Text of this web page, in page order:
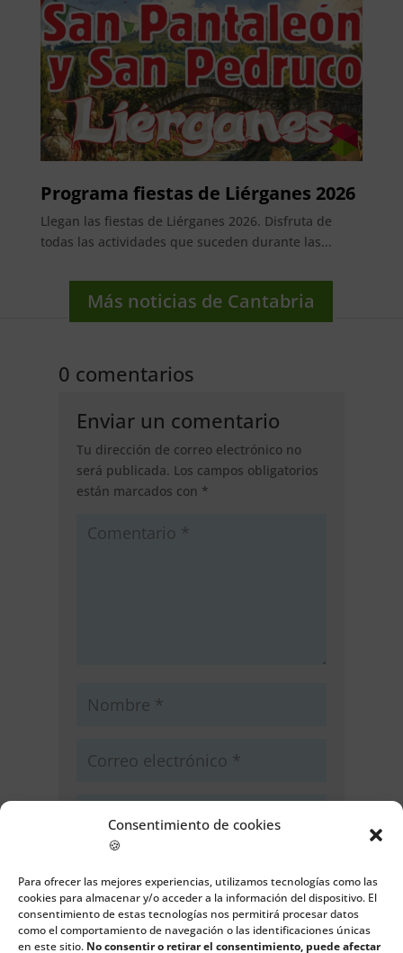
Consentimiento de cookies
🍪
Para ofrecer las mejores experiencias, utilizamos tecnologías como las
cookies para almacenar y/o acceder a la información del dispositivo. El
consentimiento de estas tecnologías nos permitirá procesar datos
como el comportamiento de navegación o las identificaciones únicas
en este sitio. No consentir o retirar el consentimiento, puede afectar
Programa fiestas de Liérganes 2026
Llegan las fiestas de Liérganes 2026. Disfruta de
todas las actividades que suceden durante las...
Más noticias de Cantabria
0 comentarios
Enviar un comentario
Tu dirección de correo electrónico no
será publicada. Los campos obligatorios
están marcados con *
electrónico y web en este navegador
para la próxima vez que comente.
Enviar comentario